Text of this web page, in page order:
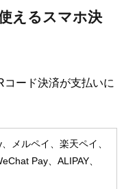
えるスマホ決
ード決済が支払いに
メルペイ、楽天ペイ、
Pay、ALIPAY、